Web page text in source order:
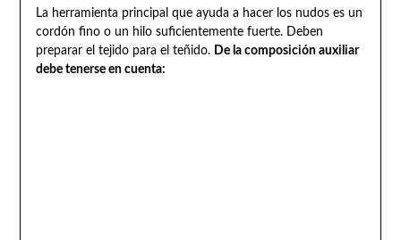
La herramienta principal que ayuda a hacer los nudos es un
cordón fino o un hilo suficientemente fuerte. Deben
preparar el tejido para el teñido. De la composición auxiliar
debe tenerse en cuenta: